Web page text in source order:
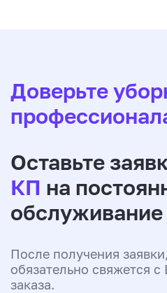
Доверьте
Оставьте
КП на
обслуживание
После получения
обязательно свяжется
заказа.